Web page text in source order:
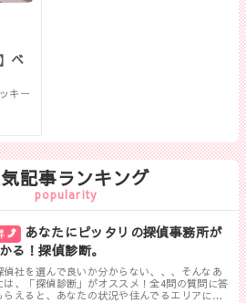
ベ
キー
記事ランキング
popularity
あなたにピッタリの探偵事務所が
る！探偵診断。
偵社を選んで良いか分からない、、、そんなあ
は、「探偵診断」がオススメ！全4問の質問に答
らえると、あなたの状況や住んでるエリアに対